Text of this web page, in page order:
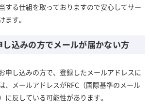
する仕組を取っておりますので安心してサー
ます。
込みの方でメールが届かない方
申し込みの方で、登録したメールアドレスに
、メールアドレスがRFC（国際基準のメール
に反している可能性があります。